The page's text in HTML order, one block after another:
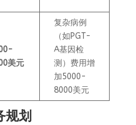
美元
复杂病例
（如PGT-
A基因检
测）费用增
加5000-
8000美元
规划